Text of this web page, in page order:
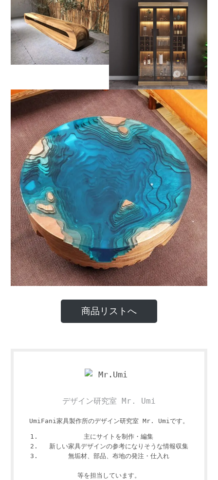
商品リストへ
デザイン研究室 Mr. Umi
UmiFani家具製作所のデザイン研究室 Mr. Umiです。
主にサイトを制作・編集
新しい家具デザインの参考になりそうな情報収集
無垢材、部品、布地の発注・仕入れ
等を担当しています。